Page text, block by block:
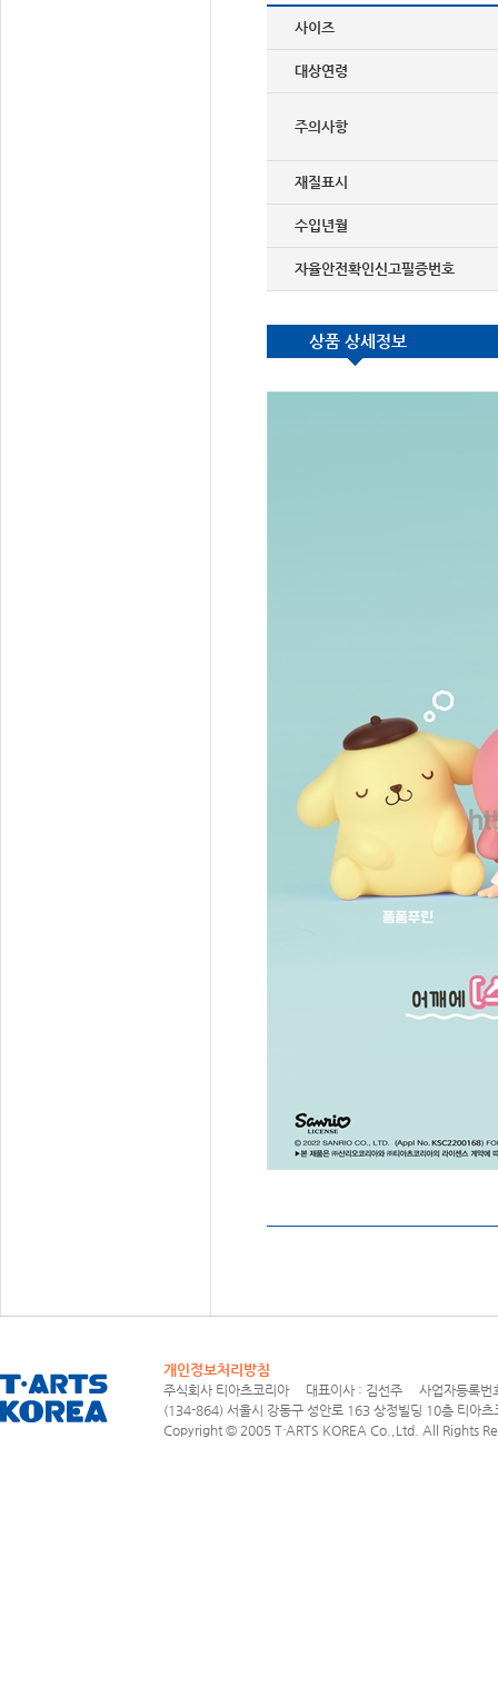
사이즈
대상연령
주의사항
재질표시
수입년월
자율안전확인신고필증번호
상품 상세정보
개인정보처리방침
주식회사 티아츠코리아 대표이사 : 김선주 사업자등록
(134-864) 서울시 강동구 성안로 163 상정빌딩 10층
Copyright © 2005 T·ARTS KOREA Co.,Ltd. All Rights